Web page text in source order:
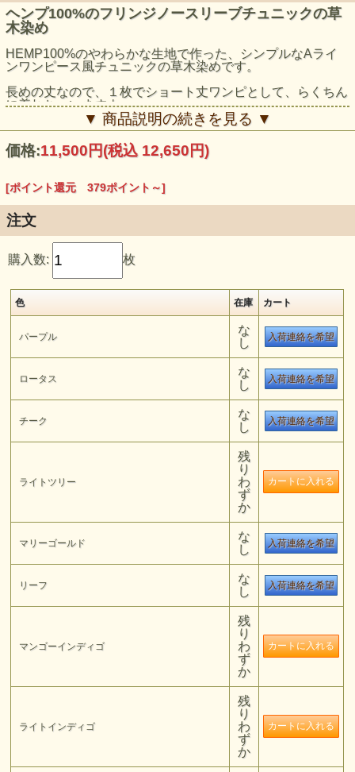
ヘンプ100%のフリンジノースリーブチュニックの草
木染め
HEMP100%のやわらかな生地で作った、シンプルなAライ
ンワンピース風チュニックの草木染めです。
長めの丈なので、１枚でショート丈ワンピとして、らくちん
に着れちゃいますよ。
両サイドのポッケっとも使いやすく、フリンジとボトムのカ
ットのナチュラル感がポイントです。
▼ 商品説明の続きを見る ▼
価格:11,500円(税込 12,650円)
[ポイント還元 379ポイント～]
注文
購入数: 枚
色 在庫 カート
パープル
な
し
入荷連絡を希望
ロータス
な
し
入荷連絡を希望
チーク
な
し
入荷連絡を希望
ライトツリー
残
り
わ
ず
か
マリーゴールド
な
し
入荷連絡を希望
リーフ
な
し
入荷連絡を希望
マンゴーインディゴ
残
り
わ
ず
か
ライトインディゴ
残
り
わ
ず
か